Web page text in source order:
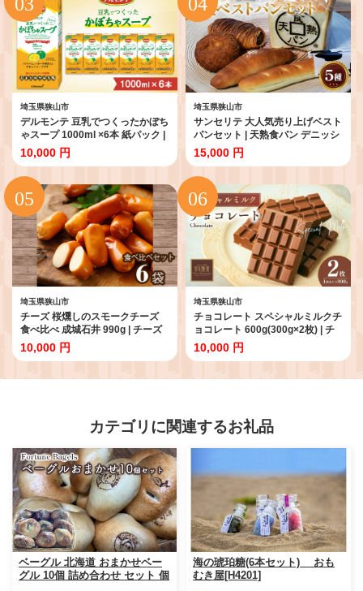
埼玉県狭山市
デルモンテ 豆乳でつくったかぼち
ゃスープ 1000ml ×6本 紙パック |
キッコーマン スープ かぼちゃス
ープ 簡単 豆乳 おから クリーム不
使用 バター不使用 冷たい ノンコ
レステロール 南瓜 保存 軽食 埼玉
県 狭山市
10,000 円
埼玉県狭山市
サンセリテ 大人気売り上げベスト
パンセット | 天熟食パン デニッシ
ュコロネ ミルクフランス 塩バタ
ーロール カレーパン 株式会社サ
ンセリテ 埼玉県 狭山市
15,000 円
埼玉県狭山市
チーズ 桜燻しのスモークチーズ
食べ比べ 成城石井 990g | チーズ
ちーず スモークチーズ すもーく
ちーず ペッパーチーズ ぺっぱー
ーズ食べ比べ おつまみ 燻製 ひと
10,000 円
埼玉県狭山市
チョコレート スペシャルミルクチ
ョコレート 600g(300g×2枚) | チ
ョコレート ちょこれーと チョコ
ちょこ ミルクチョコレート みる
るくちょこ 板チョコレート 板ち
レンタインチョコ ミルク お菓子
スイーツ デザート おやつ ギフト
贈り物 プレゼント 芥川製菓株式
10,000 円
カテゴリに関連するお礼品
ベーグル 北海道 おまかせベー
グル 10個 詰め合わせ セット 個
海の琥珀糖(6本セット) おも
むき屋[H4201]